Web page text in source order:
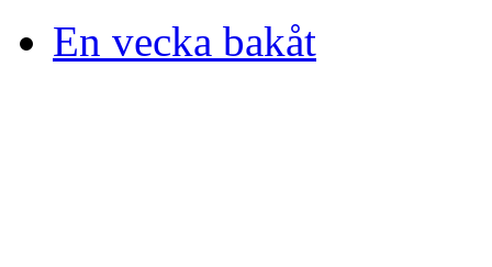
En vecka bakåt